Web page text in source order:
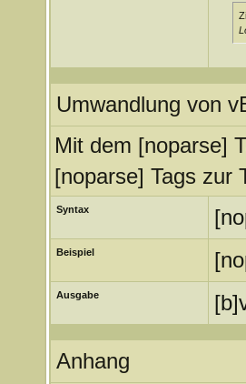
Umwandlung von
Mit dem [noparse]
[noparse] Tags zur
Syntax
Beispiel
Ausgabe
Anhang